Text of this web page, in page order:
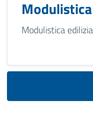
Modulistica